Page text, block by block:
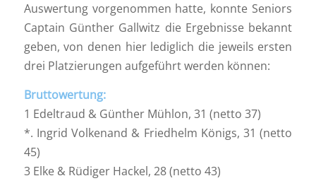
Auswertung vorgenommen hatte, konnte Seniors
Captain Günther Gallwitz die Ergebnisse bekannt
geben, von denen hier lediglich die jeweils ersten
drei Platzierungen aufgeführt werden können:
Bruttowertung:
1 Edeltraud & Günther Mühlon, 31 (netto 37)
*. Ingrid Volkenand & Friedhelm Königs, 31 (netto
45)
3 Elke & Rüdiger Hackel, 28 (netto 43)